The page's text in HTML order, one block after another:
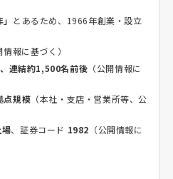
とあるため、1966年創業・設立
情報に基づく）
連結約1,500名前後 （公開情報に
点規模 （本社・支店・営業所等、公
、証券コード 1982 （公開情報に